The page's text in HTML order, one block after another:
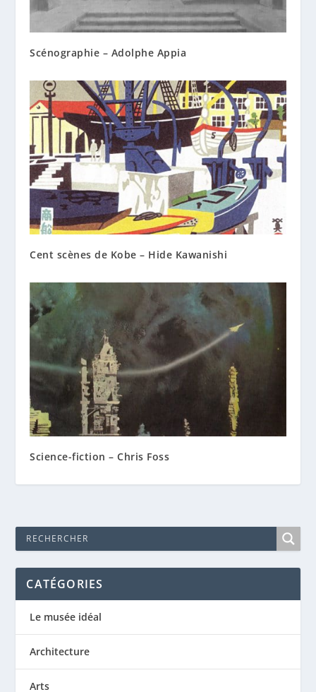
Scénographie – Adolphe Appia
Cent scènes de Kobe – Hide Kawanishi
Science-fiction – Chris Foss
CATÉGORIES
Le musée idéal
Architecture
Arts